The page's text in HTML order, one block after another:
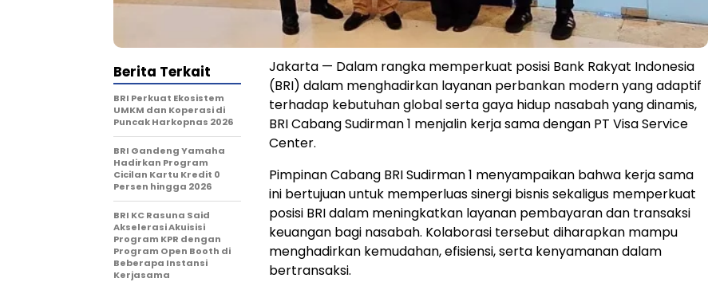
Jakarta — Dalam rangka memperkuat posisi Bank Rakyat Indonesia
(BRI) dalam menghadirkan layanan perbankan modern yang adaptif
terhadap kebutuhan global serta gaya hidup nasabah yang dinamis,
BRI Cabang Sudirman 1 menjalin kerja sama dengan PT Visa Service
Center.
Pimpinan Cabang BRI Sudirman 1 menyampaikan bahwa kerja sama
ini bertujuan untuk memperluas sinergi bisnis sekaligus memperkuat
posisi BRI dalam meningkatkan layanan pembayaran dan transaksi
keuangan bagi nasabah. Kolaborasi tersebut diharapkan mampu
menghadirkan kemudahan, efisiensi, serta kenyamanan dalam
bertransaksi.
Berita Terkait
BRI Perkuat Ekosistem
UMKM dan Koperasi di
Puncak Harkopnas 2026
BRI Gandeng Yamaha
Hadirkan Program
Cicilan Kartu Kredit 0
Persen hingga 2026
BRI KC Rasuna Said
Akselerasi Akuisisi
Program KPR dengan
Program Open Booth di
Beberapa Instansi
Kerjasama